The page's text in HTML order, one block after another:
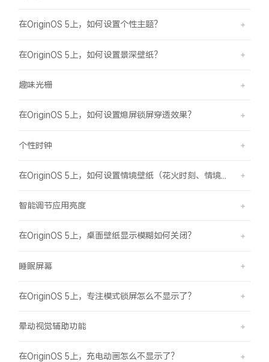
在OriginOS 5上，如何设置个性主题？
在OriginOS 5上，如何设置景深壁纸？
趣味光栅
在OriginOS 5上，如何设置熄屏锁屏穿透效果？
个性时钟
智能调节应用亮度
在OriginOS 5上，桌面壁纸显示模糊如何关闭？
睡眠屏幕
在OriginOS 5上，专注模式锁屏怎么不显示了？
晕动视觉辅助功能
在OriginOS 5上，充电动画怎么不显示了？